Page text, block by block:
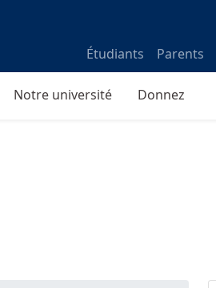
Étudiants Parents
Notre université Donnez